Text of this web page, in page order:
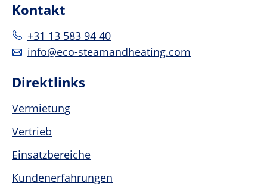
Kontakt
+31 13 583 94 40
info@eco-steamandheating.com
Direktlinks
Vermietung
Vertrieb
Einsatzbereiche
Kundenerfahrungen